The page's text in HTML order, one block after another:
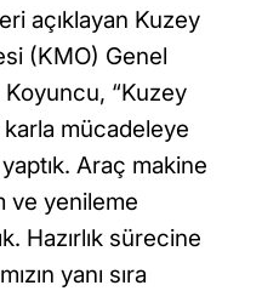
açıklayan Kuzey
(KMO) Genel
Koyuncu, “Kuzey
mücadeleye
yaptık. Araç makine
ve yenileme
Hazırlık sürecine
yanı sıra